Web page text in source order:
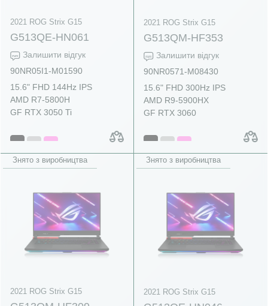
2021 ROG Strix G15
G513QE-HN061
Залишити відгук
90NR05I1-M01590
15.6" FHD 144Hz IPS
AMD R7-5800H
GF RTX 3050 Ti
2021 ROG Strix G15
G513QM-HF353
Залишити відгук
90NR0571-M08430
15.6" FHD 300Hz IPS
AMD R9-5900HX
GF RTX 3060
Знято з виробництва
2021 ROG Strix G15
Знято з виробництва
2021 ROG Strix G15